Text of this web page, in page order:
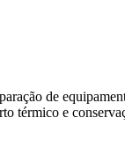
de
térmico e